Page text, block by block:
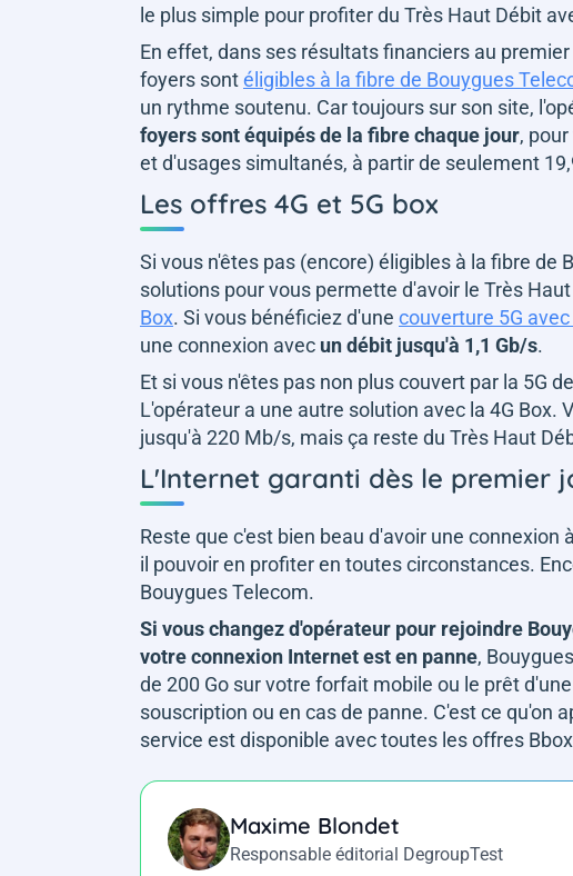
le plus simple pour profiter du Très Haut Débit
En effet, dans ses résultats financiers au
foyers sontéligibles à la fibre de Bouygues
un rythme soutenu. Car toujours sur son site,
foyers sont équipés de la fibre chaque jour,
et d'usages simultanés, à partir de seulement
Les offres 4G et 5G box
Si vous n'êtes pas (encore) éligibles à la fibre de
solutions pour vous permette d'avoir le Très
Box. Si vous bénéficiez d'une couverture 5G
une connexion avec un débit jusqu'à 1,1 Gb/s.
Et si vous n'êtes pas non plus couvert par la 5G
L'opérateur a une autre solution avec la 4G Box.
jusqu'à 220 Mb/s, mais ça reste du Très Haut
L'Internet garanti dès le premier
Reste que c'est bien beau d'avoir une
il pouvoir en profiter en toutes circonstances.
Bouygues Telecom.
Si vous changez d'opérateur pour rejoindre
votre connexion Internet est en panne,
de 200 Go sur votre forfait mobile ou le prêt
souscription ou en cas de panne. C'est ce qu'on
service est disponible avec toutes les offres
Maxime Blondet
Responsable éditorial DegroupTest